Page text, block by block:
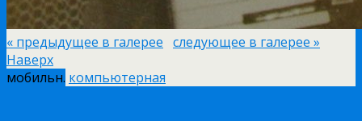
« предыдущее в галерее следующее в галерее »
Наверх
мобильн. компьютерная